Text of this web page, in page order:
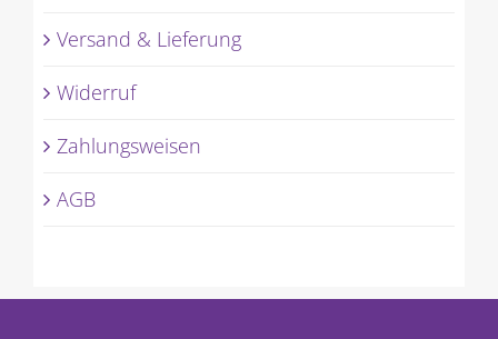
Versand & Lieferung
Widerruf
Zahlungsweisen
AGB